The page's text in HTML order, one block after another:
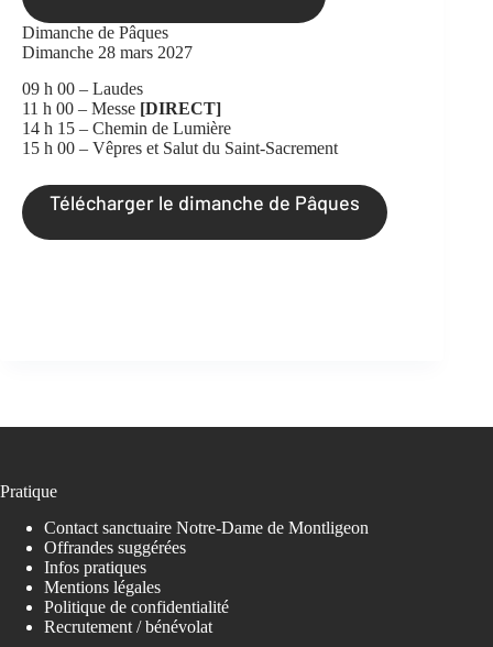
Dimanche de Pâques
Dimanche 28 mars 2027
09 h 00 – Laudes
11 h 00 – Messe [DIRECT]
14 h 15 – Chemin de Lumière
15 h 00 – Vêpres et Salut du Saint-Sacrement
Télécharger le dimanche de Pâques
Pratique
Contact sanctuaire Notre-Dame de Montligeon
Offrandes suggérées
Infos pratiques
Mentions légales
Politique de confidentialité
Recrutement / bénévolat